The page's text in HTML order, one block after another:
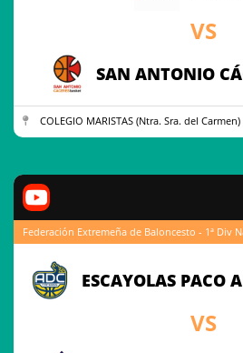
VS
SAN ANTONIO
COLEGIO MARISTAS (Ntra. Sra. del Carmen)
Federación Extremeña de Baloncesto - 1ª Div
ESCAYOLAS PACO
VS